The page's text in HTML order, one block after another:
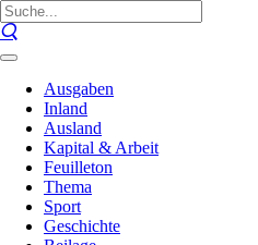
Ausgaben
Inland
Ausland
Kapital & Arbeit
Feuilleton
Thema
Sport
Geschichte